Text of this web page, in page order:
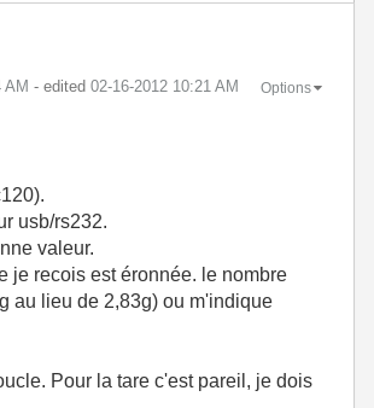
AM - edited ‎02-16-2012 10:21 AM Options
usb/rs232.
valeur.
je recois est éronnée. le nombre
au lieu de 2,83g) ou m'indique
Pour la tare c'est pareil, je dois